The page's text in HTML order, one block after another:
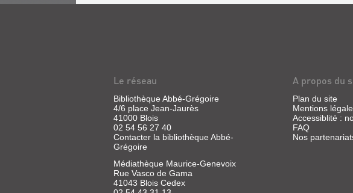
Le réseau
Bibliothèque Abbé-Grégoire
4/6 place Jean-Jaurès
41000 Blois
02 54 56 27 40
Contacter la bibliothèque Abbé-
Grégoire
Médiathèque Maurice-Genevoix
Rue Vasco de Gama
41043 Blois Cedex
A propos du
Plan du site
Mentions
Accessiblité :
FAQ
Nos